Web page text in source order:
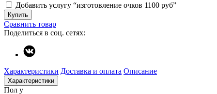
Добавить услугу “изготовление очков 1100 руб”
Купить
Сравнить товар
Поделиться в соц. сетях:
Характеристики Доставка и оплата Описание
Характеристики
Пол у